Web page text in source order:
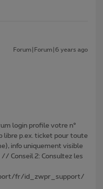
Forum|Forum|6 years ago
login profile votre n°
libre p.ex. ticket pour toute
info uniquement visible
Conseil 2: Consultez les
fr/id_zwpr_support/